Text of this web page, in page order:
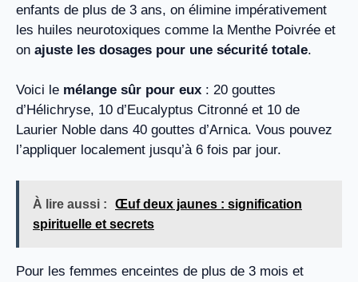
enfants de plus de 3 ans, on élimine impérativement
les huiles neurotoxiques comme la Menthe Poivrée et
on ajuste les dosages pour une sécurité totale.
Voici le mélange sûr pour eux : 20 gouttes
d’Hélichryse, 10 d’Eucalyptus Citronné et 10 de
Laurier Noble dans 40 gouttes d’Arnica. Vous pouvez
l’appliquer localement jusqu’à 6 fois par jour.
À lire aussi :
Œuf deux jaunes : signification
spirituelle et secrets
Pour les femmes enceintes de plus de 3 mois et